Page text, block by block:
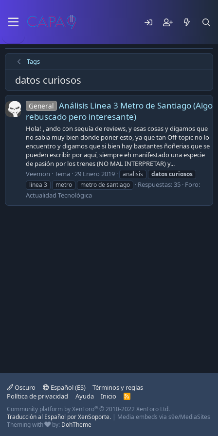
Tags
datos curiosos
General Análisis Linea 3 Metro de Santiago (Algo
rebuscado pero interesante)
Hola! , ando con sequía de reviews, y esas cosas y digamos que
no sabia muy bien donde poner esto, ya que tan Off-topic no lo
encuentro y digamos que si bien hay bastantes ñoñerias que se
pueden escribir por aquí, siempre eh manifestado una especie
de pasión por los trenes (NO MAL INTERPRETAR) y...
Veemon Tema 29 Enero 2019 analisis datoscuriosos
linea 3
metro metro de santiago Respuestas: 35 Foro:
Actualidad Tecnológica
Oscuro Español (ES)
Términos y reglas
Política de privacidad
Ayuda Inicio
R
S
Community platform by XenForo® © 2010-2022 XenForo Ltd.
Traducción al Español por XenSoporte. | Media embeds via s9e/MediaSites
Theming with
by: DohTheme